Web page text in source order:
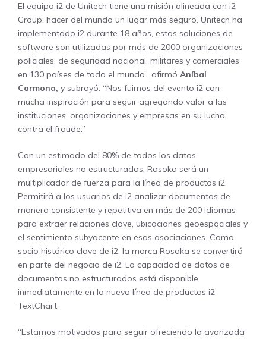
El equipo i2 de Unitech tiene una misión alineada con i2
Group: hacer del mundo un lugar más seguro. Unitech ha
implementado i2 durante 18 años, estas soluciones de
software son utilizadas por más de 2000 organizaciones
policiales, de seguridad nacional, militares y comerciales
en 130 países de todo el mundo”, afirmó Aníbal
Carmona, y subrayó: “Nos fuimos del evento i2 con
mucha inspiración para seguir agregando valor a las
instituciones, organizaciones y empresas en su lucha
contra el fraude.”
Con un estimado del 80% de todos los datos
empresariales no estructurados, Rosoka será un
multiplicador de fuerza para la línea de productos i2.
Permitirá a los usuarios de i2 analizar documentos de
manera consistente y repetitiva en más de 200 idiomas
para extraer relaciones clave, ubicaciones geoespaciales y
el sentimiento subyacente en esas asociaciones. Como
socio histórico clave de i2, la marca Rosoka se convertirá
en parte del negocio de i2. La capacidad de datos de
documentos no estructurados está disponible
inmediatamente en la nueva línea de productos i2
TextChart.
“Estamos motivados para seguir ofreciendo la avanzada